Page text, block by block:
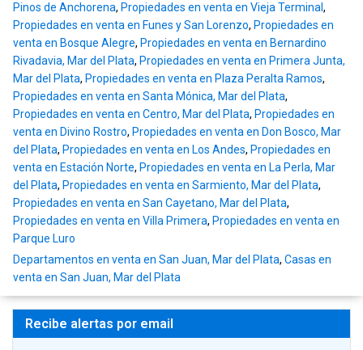
Pinos de Anchorena, Propiedades en venta en Vieja Terminal,
Propiedades en venta en Funes y San Lorenzo, Propiedades en
venta en Bosque Alegre, Propiedades en venta en Bernardino
Rivadavia, Mar del Plata, Propiedades en venta en Primera Junta,
Mar del Plata, Propiedades en venta en Plaza Peralta Ramos,
Propiedades en venta en Santa Mónica, Mar del Plata,
Propiedades en venta en Centro, Mar del Plata, Propiedades en
venta en Divino Rostro, Propiedades en venta en Don Bosco, Mar
del Plata, Propiedades en venta en Los Andes, Propiedades en
venta en Estación Norte, Propiedades en venta en La Perla, Mar
del Plata, Propiedades en venta en Sarmiento, Mar del Plata,
Propiedades en venta en San Cayetano, Mar del Plata,
Propiedades en venta en Villa Primera, Propiedades en venta en
Parque Luro
Departamentos en venta en San Juan, Mar del Plata, Casas en
venta en San Juan, Mar del Plata
Recibe alertas por email